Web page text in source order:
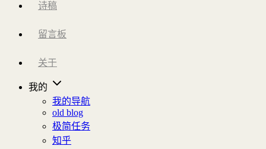
诗稿
留言板
关于
我的
我的导航
old blog
极简任务
知乎